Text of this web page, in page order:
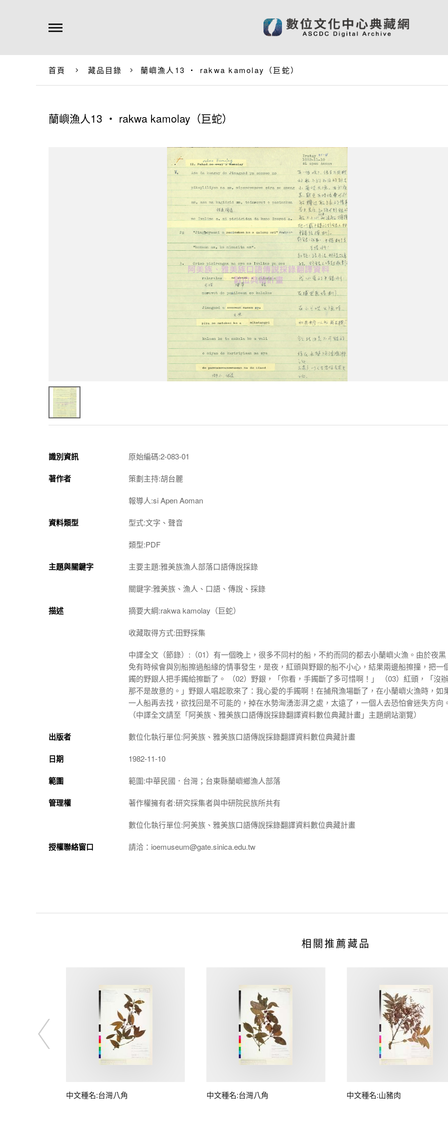
首頁 藏品目錄 蘭嶼漁人13 ‧ rakwa kamolay（巨蛇）
蘭嶼漁人13 ‧ rakwa kamolay（巨蛇）
識別資訊 原始編碼:2-083-01
著作者 策劃主持:胡台麗
報導人:si Apen Aoman
資料類型 型式:文字、聲音
類型:PDF
主題與關鍵字 主要主題:雅美族漁人部落口語傳說採錄
關鍵字:雅美族、漁人、口語、傳說、採錄
描述 摘要大綱:rakwa kamolay（巨蛇）
收藏取得方式:田野採集
中譯全文（節錄）:（01）有一個晚上，很多不同村的船，不約而同的都去小蘭嶼火漁。由於夜
免有時候會與別船擦過船緣的情事發生，是夜，紅頭與野銀的船不小心，結果兩邊船擦撞，把一
鐲的野銀人把手鐲給擦斷了。 （02）野銀，「你看，手鐲斷了多可惜啊！」 （03）紅頭，「沒辦
那不是故意的。」野銀人唱起歌來了：我心愛的手鐲啊！在捕飛漁場斷了，在小蘭嶼火漁時，如
一人船再去找，欲找回是不可能的，掉在水勢洶湧澎湃之處，太遠了，一個人去恐怕會迷失方向。
（中譯全文請至「阿美族、雅美族口語傳說採錄翻譯資料數位典藏計畫」主題網站瀏覽）
出版者 數位化執行單位:阿美族、雅美族口語傳說採錄翻譯資料數位典藏計畫
日期 1982-11-10
範圍 範圍:中華民國．台灣；台東縣蘭嶼鄉漁人部落
管理權 著作權擁有者:研究採集者與中研院民族所共有
數位化執行單位:阿美族、雅美族口語傳說採錄翻譯資料數位典藏計畫
授權聯絡窗口 請洽：ioemuseum@gate.sinica.edu.tw
相關推薦藏品
中文種名:台灣八角 中文種名:台灣八角 中文種名:山豬肉